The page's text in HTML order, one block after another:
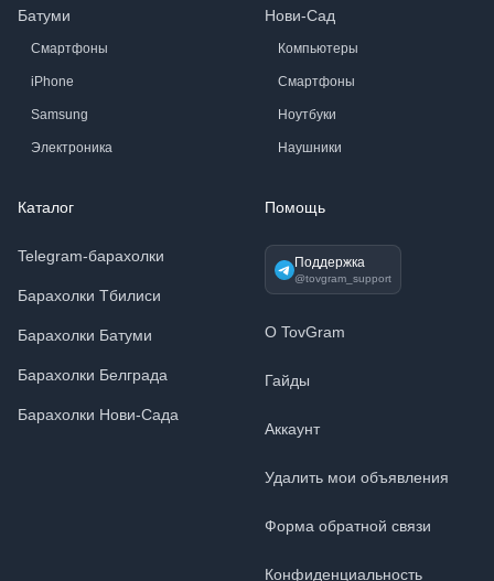
Батуми
Смартфоны
iPhone
Samsung
Электроника
Нови-Сад
Компьютеры
Смартфоны
Ноутбуки
Наушники
Каталог
Telegram-барахолки
Барахолки Тбилиси
Барахолки Батуми
Барахолки Белграда
Барахолки Нови-Сада
Помощь
Поддержка
@tovgram_support
О TovGram
Гайды
Аккаунт
Удалить мои объявления
Форма обратной связи
Конфиденциальность